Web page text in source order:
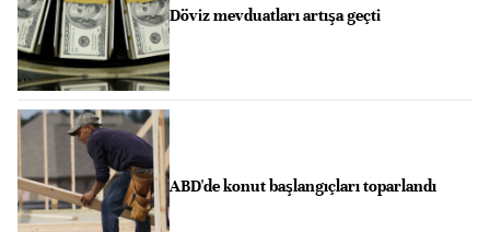
Döviz mevduatları artışa geçti
ABD'de konut başlangıçları toparlandı